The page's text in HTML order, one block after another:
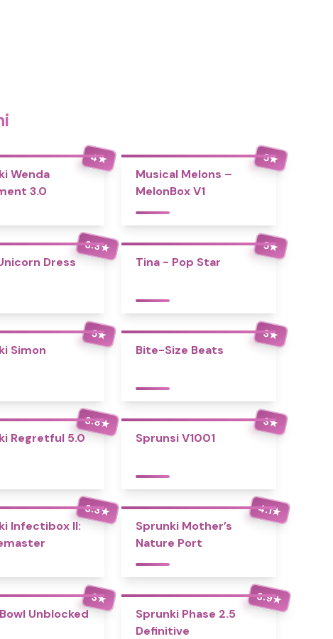
4★
Wenda
3.0
5★
Musical Melons –
MelonBox V1
3.3★
Dress
5★
Tina - Pop Star
5★
Simon
3★
Bite-Size Beats
3.8★
Regretful 5.0
3★
Sprunsi V1001
3.3★
Infectibox II:
4.1★
Sprunki Mother’s
Nature Port
3★
Unblocked
3.9★
Sprunki Phase 2.5
Definitive